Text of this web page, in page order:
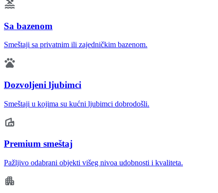
Sa bazenom
Smeštaji sa privatnim ili zajedničkim bazenom.
Dozvoljeni ljubimci
Smeštaji u kojima su kućni ljubimci dobrodošli.
Premium smeštaj
Pažljivo odabrani objekti višeg nivoa udobnosti i kvaliteta.